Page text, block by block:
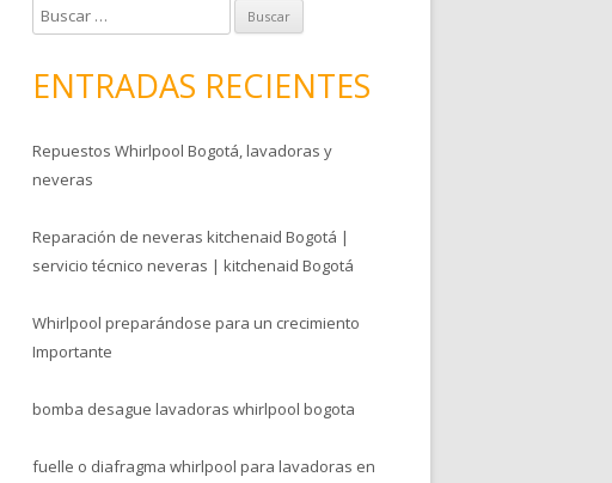
u
c
r
:
ENTRADAS RECIENTES
Repuestos Whirlpool Bogotá, lavadoras y
neveras
Reparación de neveras kitchenaid Bogotá |
servicio técnico neveras | kitchenaid Bogotá
Whirlpool preparándose para un crecimiento
Importante
bomba desague lavadoras whirlpool bogota
fuelle o diafragma whirlpool para lavadoras en